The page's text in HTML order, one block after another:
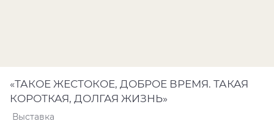
«ТАКОЕ ЖЕСТОКОЕ, ДОБРОЕ ВРЕМЯ. ТАКАЯ
КОРОТКАЯ, ДОЛГАЯ ЖИЗНЬ»
Выставка